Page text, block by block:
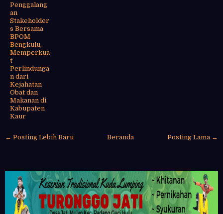
Penggalang
an
Stakeholder
s Bersama
BPOM
Bengkulu,
Memperkua
t
Perlindunga
n dari
Kejahatan
Obat dan
Makanan di
Kabupaten
Kaur
← Posting Lebih Baru Posting Lama →
Beranda